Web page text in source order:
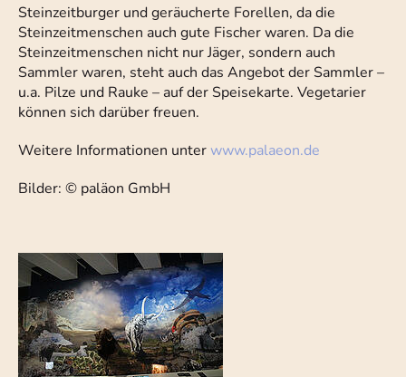
Steinzeitburger und geräucherte Forellen, da die
Steinzeitmenschen auch gute Fischer waren. Da die
Steinzeitmenschen nicht nur Jäger, sondern auch
Sammler waren, steht auch das Angebot der Sammler –
u.a. Pilze und Rauke – auf der Speisekarte. Vegetarier
können sich darüber freuen.
Weitere Informationen unterwww.palaeon.de
Bilder: © paläon GmbH